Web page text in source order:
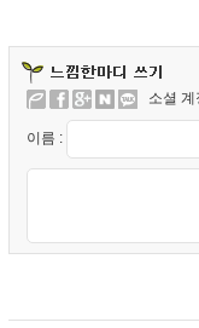
소셜
이름 :